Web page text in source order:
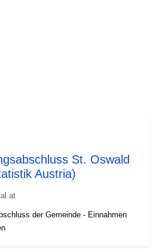
St. Oswald
Austria)
der Gemeinde - Einnahmen